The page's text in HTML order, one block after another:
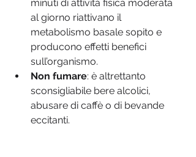
minuti di attività fisica moderata
al giorno riattivano il
metabolismo basale sopito e
producono effetti benefici
sull’organismo.
Non fumare: è altrettanto
sconsigliabile bere alcolici,
abusare di caffè o di bevande
eccitanti.